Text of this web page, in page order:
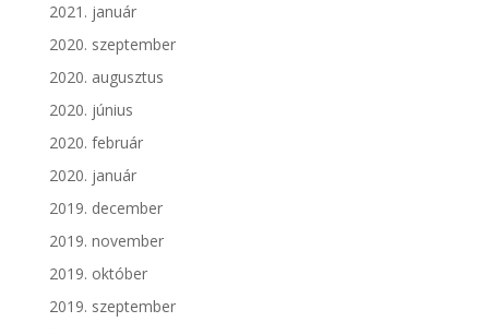
2021. január
2020. szeptember
2020. augusztus
2020. június
2020. február
2020. január
2019. december
2019. november
2019. október
2019. szeptember